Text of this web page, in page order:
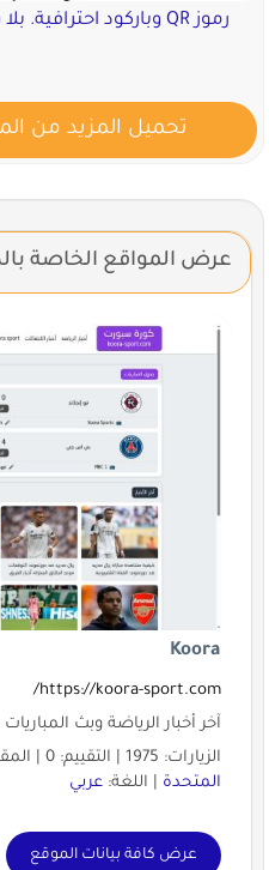
رموز QR وباركود احترافية. بلا قيود. بلا انتهاء صلاحية. للأبد.
تحميل المزيد من
عرض المواقع الخاصة
Koora
https://koora-sport.com/
آخر أخبار الرياضة وبث
الزيارات: 1975 | التقييم: 0 | المقيّمين: 0 | الدولة:
المتحدة| اللغة: عربي
عرض كافة بيانات الموقع